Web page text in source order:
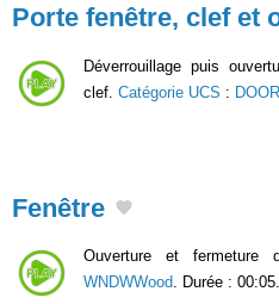
Porte fenêtre, clef et
Déverrouillage puis
clef. Catégorie UCS :
Fenêtre
Ouverture et fermeture
WNDWWood. Durée : 00:05.